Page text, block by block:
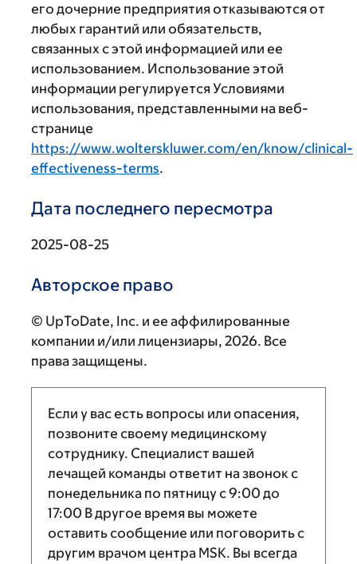
его дочерние предприятия отказываются от
любых гарантий или обязательств,
связанных с этой информацией или ее
использованием. Использование этой
информации регулируется Условиями
использования, представленными на веб-
странице
https://www.wolterskluwer.com/en/know/clinical-
effectiveness-terms.
Дата последнего пересмотра
2025-08-25
Авторское право
© UpToDate, Inc. и ее аффилированные
компании и/или лицензиары, 2026. Все
права защищены.
Если у вас есть вопросы или опасения,
позвоните своему медицинскому
сотруднику. Специалист вашей
лечащей команды ответит на звонок с
понедельника по пятницу с9:00 до
17:00 В другое время вы можете
оставить сообщение или поговорить с
другим врачом центра MSK. Вы всегда